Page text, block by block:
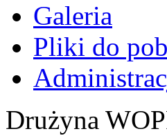
Galeria
Pliki do
Drużyna